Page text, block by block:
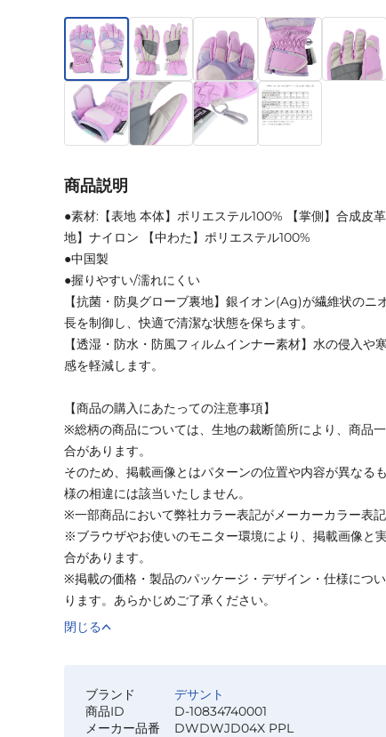
商品説明
●素材:【表地 本体】ポリエステル100% 【掌側】合成皮
地】ナイロン 【中わた】ポリエステル100%
●中国製
●握りやすい/濡れにくい
【抗菌・防臭グローブ裏地】銀イオン(Ag)が繊維状のニ
長を制御し、快適で清潔な状態を保ちます。
【透湿・防水・防風フィルムインナー素材】水の侵入や
感を軽減します。
【商品の購入にあたっての注意事項】
※総柄の商品については、生地の裁断箇所により、商品
合があります。
そのため、掲載画像とはパターンの位置や内容が異なる
様の相違には該当いたしません。
※一部商品において弊社カラー表記がメーカーカラー表記
※ブラウザやお使いのモニター環境により、掲載画像と
合があります。
※掲載の価格・製品のパッケージ・デザイン・仕様につ
ります。あらかじめご了承ください。
閉じる
ブランド
デサント
商品ID
D-10834740001
メーカー品番
DWDWJD04X PPL